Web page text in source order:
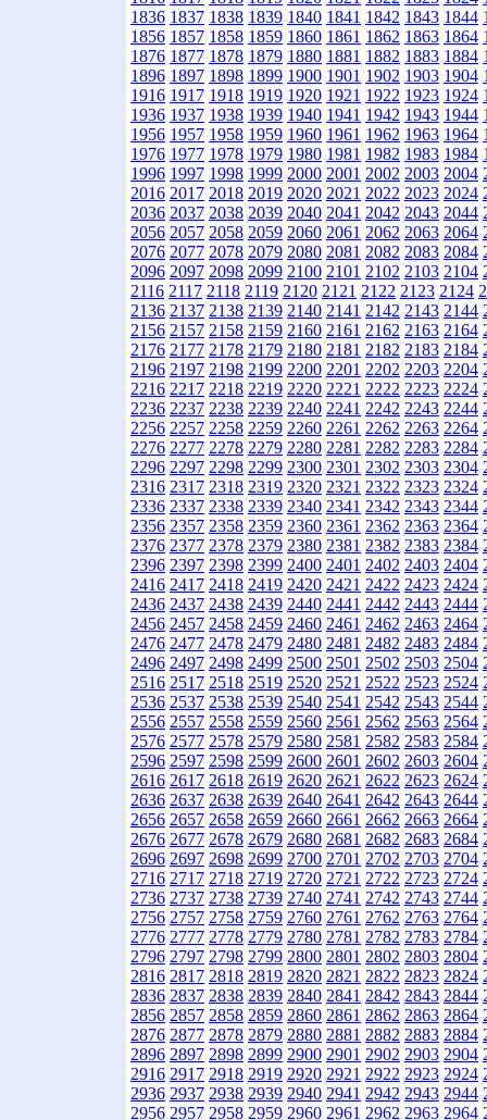
1836 1837 1838 1839 1840 1841 1842 1843 1844
1856 1857 1858 1859 1860 1861 1862 1863 1864
1876 1877 1878 1879 1880 1881 1882 1883 1884
1896 1897 1898 1899 1900 1901 1902 1903 1904
1916 1917 1918 1919 1920 1921 1922 1923 1924
1936 1937 1938 1939 1940 1941 1942 1943 1944
1956 1957 1958 1959 1960 1961 1962 1963 1964
1976 1977 1978 1979 1980 1981 1982 1983 1984
1996 1997 1998 1999 2000 2001 2002 2003 2004
2016 2017 2018 2019 2020 2021 2022 2023 2024
2036 2037 2038 2039 2040 2041 2042 2043 2044
2056 2057 2058 2059 2060 2061 2062 2063 2064
2076 2077 2078 2079 2080 2081 2082 2083 2084
2096 2097 2098 2099 2100 2101 2102 2103 2104
2116 2117 2118 2119 2120 2121 2122 2123 2124
2136 2137 2138 2139 2140 2141 2142 2143 2144
2156 2157 2158 2159 2160 2161 2162 2163 2164
2176 2177 2178 2179 2180 2181 2182 2183 2184
2196 2197 2198 2199 2200 2201 2202 2203 2204
2216 2217 2218 2219 2220 2221 2222 2223 2224
2236 2237 2238 2239 2240 2241 2242 2243 2244
2256 2257 2258 2259 2260 2261 2262 2263 2264
2276 2277 2278 2279 2280 2281 2282 2283 2284
2296 2297 2298 2299 2300 2301 2302 2303 2304
2316 2317 2318 2319 2320 2321 2322 2323 2324
2336 2337 2338 2339 2340 2341 2342 2343 2344
2356 2357 2358 2359 2360 2361 2362 2363 2364
2376 2377 2378 2379 2380 2381 2382 2383 2384
2396 2397 2398 2399 2400 2401 2402 2403 2404
2416 2417 2418 2419 2420 2421 2422 2423 2424
2436 2437 2438 2439 2440 2441 2442 2443 2444
2456 2457 2458 2459 2460 2461 2462 2463 2464
2476 2477 2478 2479 2480 2481 2482 2483 2484
2496 2497 2498 2499 2500 2501 2502 2503 2504
2516 2517 2518 2519 2520 2521 2522 2523 2524
2536 2537 2538 2539 2540 2541 2542 2543 2544
2556 2557 2558 2559 2560 2561 2562 2563 2564
2576 2577 2578 2579 2580 2581 2582 2583 2584
2596 2597 2598 2599 2600 2601 2602 2603 2604
2616 2617 2618 2619 2620 2621 2622 2623 2624
2636 2637 2638 2639 2640 2641 2642 2643 2644
2656 2657 2658 2659 2660 2661 2662 2663 2664
2676 2677 2678 2679 2680 2681 2682 2683 2684
2696 2697 2698 2699 2700 2701 2702 2703 2704
2716 2717 2718 2719 2720 2721 2722 2723 2724
2736 2737 2738 2739 2740 2741 2742 2743 2744
2756 2757 2758 2759 2760 2761 2762 2763 2764
2776 2777 2778 2779 2780 2781 2782 2783 2784
2796 2797 2798 2799 2800 2801 2802 2803 2804
2816 2817 2818 2819 2820 2821 2822 2823 2824
2836 2837 2838 2839 2840 2841 2842 2843 2844
2856 2857 2858 2859 2860 2861 2862 2863 2864
2876 2877 2878 2879 2880 2881 2882 2883 2884
2896 2897 2898 2899 2900 2901 2902 2903 2904
2916 2917 2918 2919 2920 2921 2922 2923 2924
2936 2937 2938 2939 2940 2941 2942 2943 2944
2956 2957 2958 2959 2960 2961 2962 2963 2964